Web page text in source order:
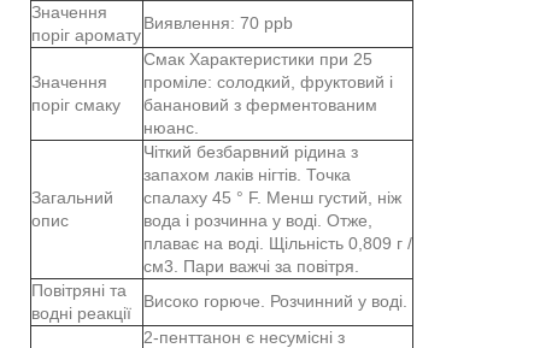
Значення
поріг аромату
Виявлення: 70 ppb
Значення
поріг смаку
Смак Характеристики при 25
проміле: солодкий, фруктовий і
банановий з ферментованим
нюанс.
Загальний
опис
Чіткий безбарвний рідина з
запахом лаків нігтів. Точка
спалаху 45 ° F. Менш густий, ніж
вода і розчинна у воді. Отже,
плаває на воді. Щільність 0,809 г /
см3. Пари важчі за повітря.
Повітряні та
водні реакції
Високо горюче. Розчинний у воді.
2-пенттанон є несумісні з